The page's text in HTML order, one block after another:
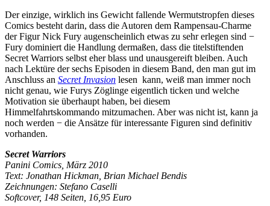
Der einzige, wirklich ins Gewicht fallende Wermutstropfen dieses
Comics besteht darin, dass die Autoren dem Rampensau-Charme
der Figur Nick Fury augenscheinlich etwas zu sehr erlegen sind −
Fury dominiert die Handlung dermaßen, dass die titelstiftenden
Secret Warriors selbst eher blass und unausgereift bleiben. Auch
nach Lektüre der sechs Episoden in diesem Band, den man gut im
Anschluss an Secret Invasion lesen kann, weiß man immer noch
nicht genau, wie Furys Zöglinge eigentlich ticken und welche
Motivation sie überhaupt haben, bei diesem
Himmelfahrtskommando mitzumachen. Aber was nicht ist, kann ja
noch werden − die Ansätze für interessante Figuren sind definitiv
vorhanden.
Secret Warriors
Panini Comics, März 2010
Text: Jonathan Hickman, Brian Michael Bendis
Zeichnungen: Stefano Caselli
Softcover, 148 Seiten, 16,95 Euro